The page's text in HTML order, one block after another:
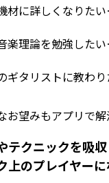
材に詳しくなりたい
楽理論を勉強したい
ギタリストに教わ
お望みもアプリで解
テクニックを吸収
上のプレイヤーに